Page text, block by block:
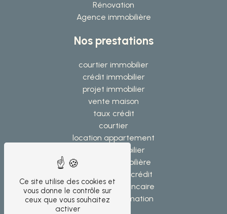
Rénovation
Agence immobilière
Nos prestations
courtier immobilier
crédit immobilier
projet immobilier
vente maison
taux crédit
courtier
location appartement
achat immobilier
agence immobilière
regroupement crédit
courtier prêt bancaire
crédit consommation
Ce site utilise des cookies et
vous donne le contrôle sur
ceux que vous souhaitez
activer